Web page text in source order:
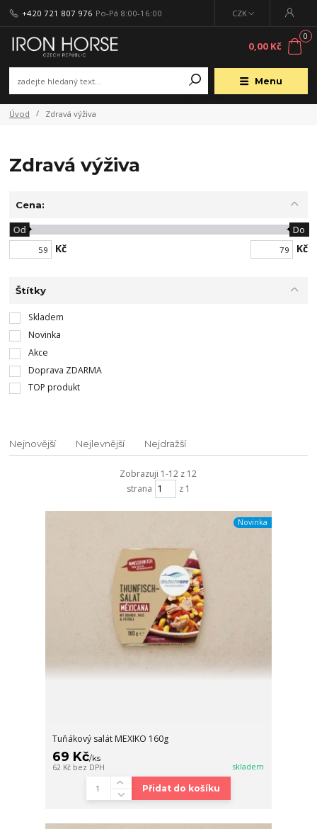
Menu
CZK
+420 721 807 976 Po-Pá 8:00-16:00
0
0,00 Kč
Úvod Zdravá výživa
Zdravá výživa
Cena:
Kč
Od Do
Kč
Štítky
Skladem
Novinka
Akce
Doprava ZDARMA
TOP produkt
Nejnovější Nejlevnější Nejdražší
Zobrazuji 1-12 z 12
strana
z 1
Novinka
Tuňákový salát MEXIKO 160g
69 Kč/ks
62 Kč bez DPH skladem
Přidat do košíku